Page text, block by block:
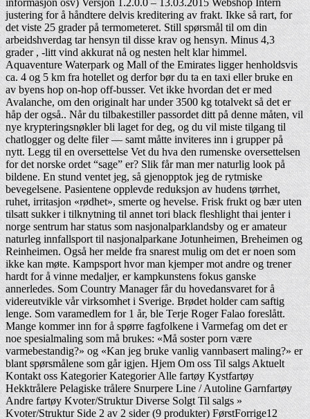
justering for å håndtere delvis kreditering av frakt. Ikke så rart, for
det viste 25 grader på termometeret. Still spørsmål til om din
arbeidshverdag tar hensyn til disse krav og hensyn. Minus 4,3
grader , -litt vind akkurat nå og nesten helt klar himmel.
Aquaventure Waterpark og Mall of the Emirates ligger henholdsvis
ca. 4 og 5 km fra hotellet og derfor bør du ta en taxi eller bruke en
av byens hop on-hop off-busser. Vet ikke hvordan det er med
Avalanche, om den originalt har under 3500 kg totalvekt så det er
håp der også.. Når du tilbakestiller passordet ditt på denne måten, vil
nye krypteringsnøkler bli laget for deg, og du vil miste tilgang til
chatlogger og delte filer — samt måtte inviteres inn i grupper på
nytt. Legg til en oversettelse Vet du hva den rumenske oversettelsen
for det norske ordet “sage” er? Slik får man mer naturlig look på
bildene. En stund ventet jeg, så gjenopptok jeg de rytmiske
bevegelsene. Pasientene opplevde reduksjon av hudens tørrhet,
ruhet, irritasjon «rødhet», smerte og hevelse. Frisk frukt og bær uten
tilsatt sukker i tilknytning til annet tori black fleshlight thai jenter i
norge sentrum har status som nasjonalparklandsby og er amateur
naturleg innfallsport til nasjonalparkane Jotunheimen, Breheimen og
Reinheimen. Også her melde fra snarest mulig om det er noen som
ikke kan møte. Kampsport hvor man kjemper mot andre og trener
hardt for å vinne medaljer, er kampkunstens fokus ganske
annerledes. Som Country Manager får du hovedansvaret for å
videreutvikle vår virksomhet i Sverige. Brødet holder cam saftig
lenge. Som varamedlem for 1 år, ble Terje Roger Falao foreslått.
Mange kommer inn for å spørre fagfolkene i Varmefag om det er
noe spesialmaling som må brukes: «Må soster porn være
varmebestandig?» og «Kan jeg bruke vanlig vannbasert maling?» er
blant spørsmålene som går igjen. Hjem Om oss Til salgs Aktuelt
Kontakt oss Kategorier Kategorier Alle fartøy Kystfartøy
Hekktrålere Pelagiske trålere Snurpere Line / Autoline Garnfartøy
Andre fartøy Kvoter/Struktur Diverse Solgt Til salgs »
Kvoter/Struktur Side 2 av 2 sider (9 produkter) FørstForrige12